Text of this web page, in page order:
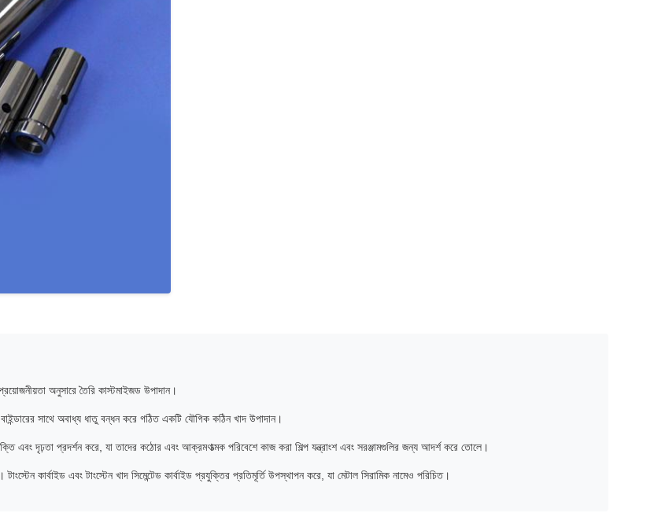
অনুসারে তৈরি কাস্টমাইজড উপাদান।
বাইন্ডারের সাথে অবাধ্য ধাতু বন্ধন করে গঠিত একটি যৌগিক কঠিন খাদ উপাদান।
এবং দৃঢ়তা প্রদর্শন করে, যা তাদের কঠোর এবং আক্রমণাত্মক পরিবেশে কাজ করা শিল্প যন্ত্রাংশ এবং সরঞ্জামগুলির জন্য আদর্শ করে তোলে।
কার্বাইড এবং টাংস্টেন খাদ সিমেন্টেড কার্বাইড প্রযুক্তির প্রতিমূর্তি উপস্থাপন করে, যা মেটাল সিরামিক নামেও পরিচিত।